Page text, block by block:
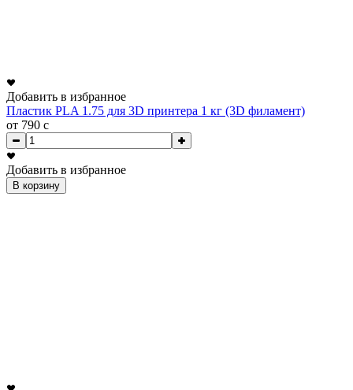
Добавить в избранное
Пластик PLA 1.75 для 3D принтера 1 кг (3D филамент)
от 790 c
Добавить в избранное
В корзину